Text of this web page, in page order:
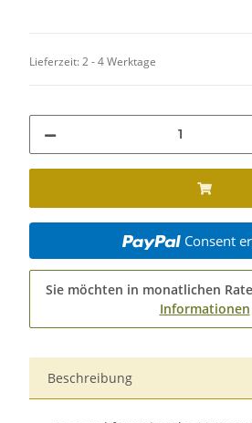
Lieferzeit:2 - 4 Werktage
Consent
Sie möchten in monatlichen
Informationen
Beschreibung